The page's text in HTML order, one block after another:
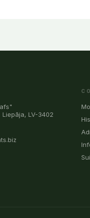
Liepāja, LV-3402